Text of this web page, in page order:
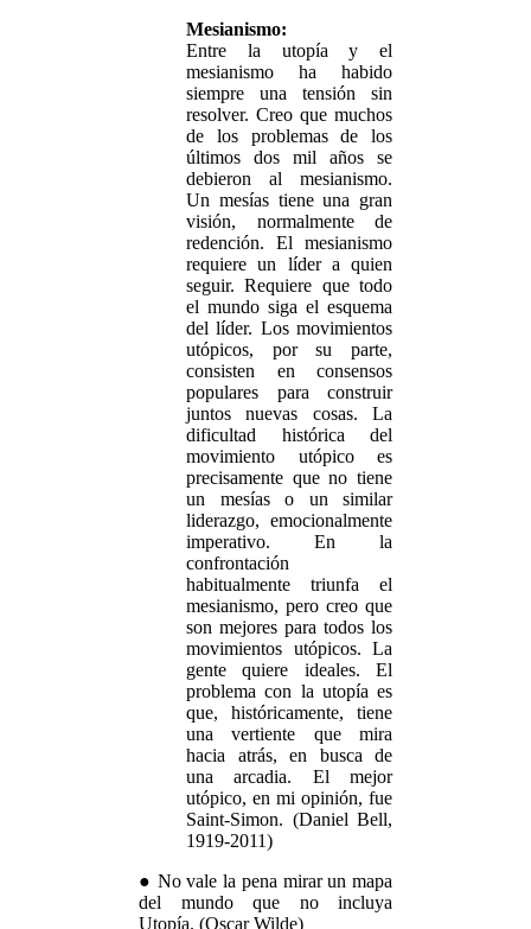
Mesianismo:
Entre la utopía y el
mesianismo ha habido
siempre una tensión sin
resolver. Creo que muchos
de los problemas de los
últimos dos mil años se
debieron al mesianismo.
Un mesías tiene una gran
visión, normalmente de
redención. El mesianismo
requiere un líder a quien
seguir. Requiere que todo
el mundo siga el esquema
del líder. Los movimientos
utópicos, por su parte,
consisten en consensos
populares para construir
juntos nuevas cosas. La
dificultad histórica del
movimiento utópico es
precisamente que no tiene
un mesías o un similar
liderazgo, emocionalmente
imperativo. En la
confrontación
habitualmente triunfa el
mesianismo, pero creo que
son mejores para todos los
movimientos utópicos. La
gente quiere ideales. El
problema con la utopía es
que, históricamente, tiene
una vertiente que mira
hacia atrás, en busca de
una arcadia. El mejor
utópico, en mi opinión, fue
Saint-Simon. (Daniel Bell,
1919-2011)
● No vale la pena mirar un mapa
del mundo que no incluya
Utopía. (Oscar Wilde)